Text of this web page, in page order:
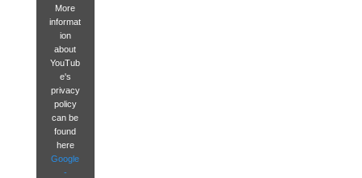
More
informat
ion
about
YouTub
e's
privacy
policy
can be
found
here
Google
-